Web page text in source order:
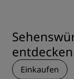
entdecken
Einkaufen